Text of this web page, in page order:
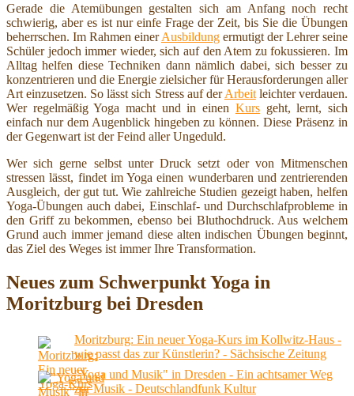
Gerade die Atemübungen gestalten sich am Anfang noch recht
schwierig, aber es ist nur einfe Frage der Zeit, bis Sie die Übungen
beherrschen. Im Rahmen einerAusbildung ermutigt der Lehrer seine
Schüler jedoch immer wieder, sich auf den Atem zu fokussieren. Im
Alltag helfen diese Techniken dann nämlich dabei, sich besser zu
konzentrieren und die Energie zielsicher für Herausforderungen aller
Art einzusetzen. So lässt sich Stress auf derArbeitleichter verdauen.
Wer regelmäßig Yoga macht und in einen Kursgeht, lernt, sich
einfach nur dem Augenblick hingeben zu können. Diese Präsenz in
der Gegenwart ist der Feind aller Ungeduld.
Wer sich gerne selbst unter Druck setzt oder von Mitmenschen
stressen lässt, findet im Yoga einen wunderbaren und zentrierenden
Ausgleich, der gut tut. Wie zahlreiche Studien gezeigt haben, helfen
Yoga-Übungen auch dabei, Einschlaf- und Durchschlafprobleme in
den Griff zu bekommen, ebenso bei Bluthochdruck. Aus welchem
Grund auch immer jemand diese alten indischen Übungen beginnt,
das Ziel des Weges ist immer Ihre Transformation.
Neues zum Schwerpunkt Yoga in
Moritzburg bei Dresden
Moritzburg: Ein neuer Yoga-Kurs im Kollwitz-Haus -
wie passt das zur Künstlerin? - Sächsische Zeitung
"Yoga und Musik" in Dresden - Ein achtsamer Weg
zur Musik - Deutschlandfunk Kultur